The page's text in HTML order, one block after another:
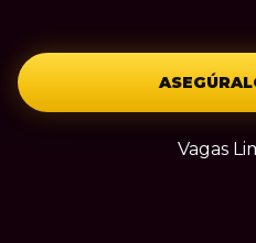
Vagas